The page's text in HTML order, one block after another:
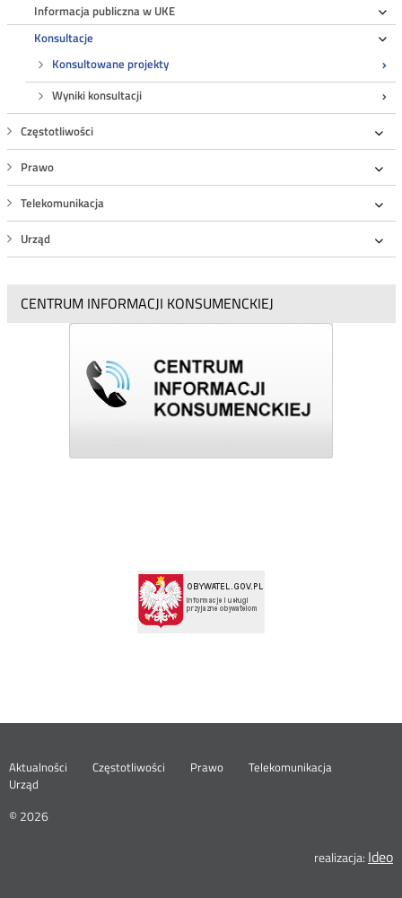
Informacja publiczna w UKE
Konsultacje
Konsultowane projekty
Wyniki konsultacji
Częstotliwości
Prawo
Telekomunikacja
Urząd
CENTRUM INFORMACJI KONSUMENCKIEJ
Menu
footer
Aktualności Częstotliwości Prawo
Telekomunikacja
Urząd
© 2026
realizacja: Ideo